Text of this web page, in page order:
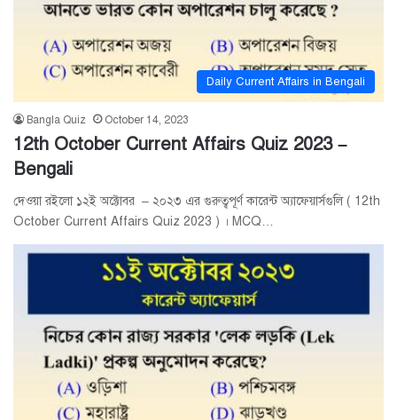
Daily Current Affairs in Bengali
Bangla Quiz October 14, 2023
12th October Current Affairs Quiz 2023 –
Bengali
দেওয়া রইলো ১২ই অক্টোবর – ২০২৩ এর গুরুত্বপূর্ণ কারেন্ট অ্যাফেয়ার্সগুলি ( 12th
October Current Affairs Quiz 2023 ) । MCQ…